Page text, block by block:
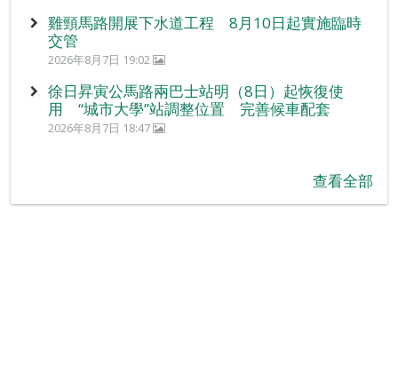
雞頸馬路開展下水道工程 8月10日起實施臨時
交管
2026年8月7日 19:02
徐日昇寅公馬路兩巴士站明（8日）起恢復使
用 “城市大學”站調整位置 完善候車配套
2026年8月7日 18:47
查看全部